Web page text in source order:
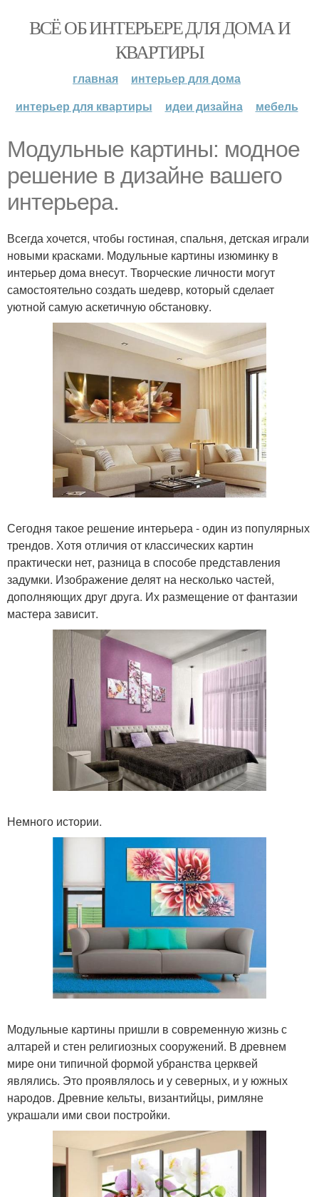
ВСЁ ОБ ИНТЕРЬЕРЕ ДЛЯ ДОМА И
КВАРТИРЫ
главная
интерьер для дома
интерьер для квартиры
идеи дизайна мебель
Модульные картины: модное
решение в дизайне вашего
интерьера.
Всегда хочется, чтобы гостиная, спальня, детская играли
новыми красками. Модульные картины изюминку в
интерьер дома внесут. Творческие личности могут
самостоятельно создать шедевр, который сделает
уютной самую аскетичную обстановку.
Сегодня такое решение интерьера - один из популярных
трендов. Хотя отличия от классических картин
практически нет, разница в способе представления
задумки. Изображение делят на несколько частей,
дополняющих друг друга. Их размещение от фантазии
мастера зависит.
Немного истории.
Модульные картины пришли в современную жизнь с
алтарей и стен религиозных сооружений. В древнем
мире они типичной формой убранства церквей
являлись. Это проявлялось и у северных, и у южных
народов. Древние кельты, византийцы, римляне
украшали ими свои постройки.